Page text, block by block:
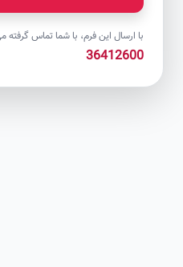
با ارسال این فرم، با شما تماس گرفته می‌شود.
36412600